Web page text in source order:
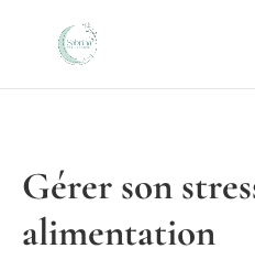
Gérer son
alimentation